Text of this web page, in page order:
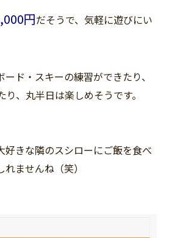
円だそうで、気軽に遊びにい
ド・スキーの練習ができたり、
、丸半日は楽しめそうです。
好きな隣のスシローにご飯を食べ
ませんね（笑）